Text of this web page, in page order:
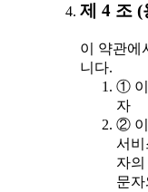
제 4 조 (
이 약관에
니다.
① 이
자
② 이
서비
자
문